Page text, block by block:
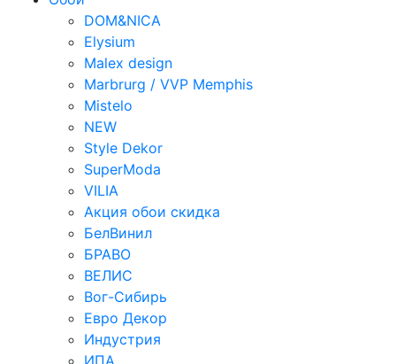
DOM&NICA
Elysium
Malex design
Marbrurg / VVP Memphis
Mistelo
NEW
Style Dekor
SuperModa
VILIA
Акция обои скидка
БелВинил
БРАВО
ВЕЛИС
Вог-Сибирь
Евро Декор
Индустрия
ИПА